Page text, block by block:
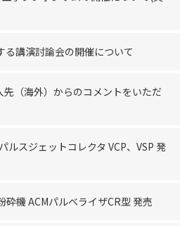
講演討論会の開催について
（海外）からのコメントをいただ
ルスジェットコレクタ VCP、VSP 発
砕機 ACMパルベライザCR型 発売